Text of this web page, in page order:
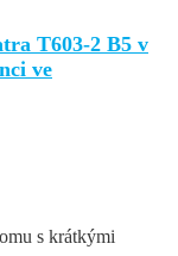
T603-2 B5 v
ve
s krátkými